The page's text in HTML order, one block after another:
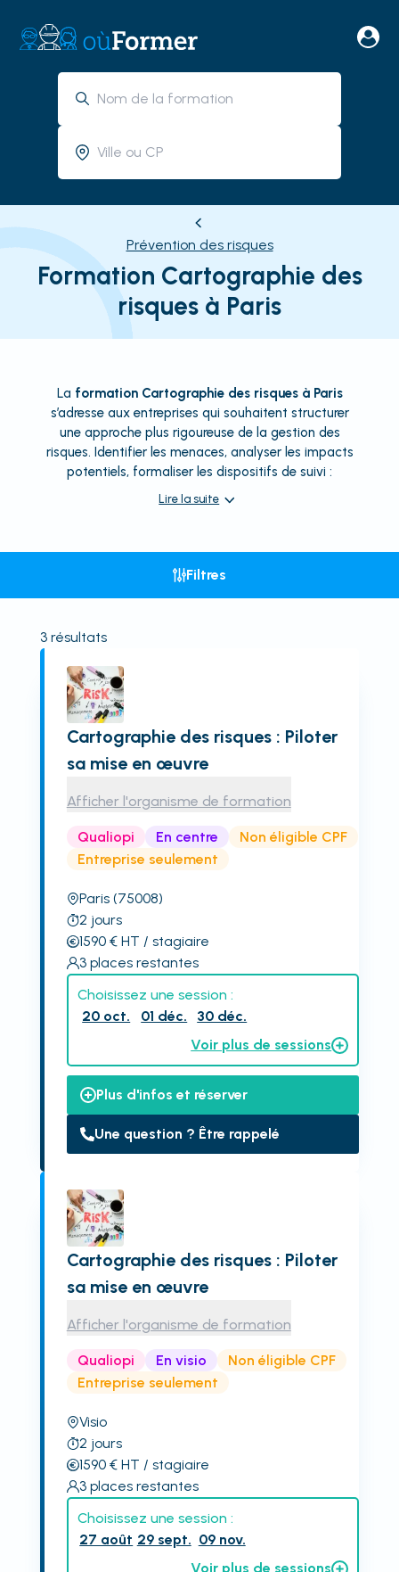
Prévention des risques
Formation Cartographie des
risques à Paris
La formation Cartographie des risques à Paris
s’adresse aux entreprises qui souhaitent structurer
une approche plus rigoureuse de la gestion des
risques. Identifier les menaces, analyser les impacts
potentiels, formaliser les dispositifs de suivi :
Lire la suite
Filtres
3résultats
Cartographie des risques : Piloter
sa mise en œuvre
Afficher l'organisme de formation
Qualiopi En centre
Non éligible CPF
Entreprise seulement
Paris (75008)
2 jours
1590€ HT / stagiaire
3 places restantes
Choisissez une session :
20 oct.
01 déc.
30 déc.
Voir plus de sessions
Plus d'infos et réserver
Une question ? Être rappelé
Cartographie des risques : Piloter
sa mise en œuvre
Afficher l'organisme de formation
Qualiopi En visio
Non éligible CPF
Entreprise seulement
Visio
2 jours
1590€ HT / stagiaire
3 places restantes
Choisissez une session :
27 août 29 sept. 09 nov.
Voir plus de sessions